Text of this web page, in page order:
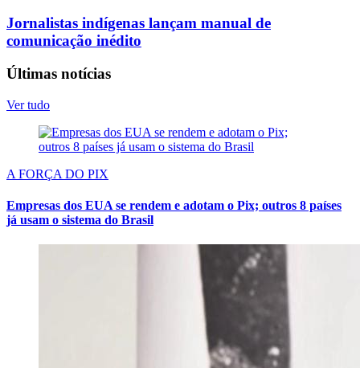
Jornalistas indígenas lançam manual de
comunicação inédito
Últimas notícias
Ver tudo
A FORÇA DO PIX
Empresas dos EUA se rendem e adotam o Pix; outros 8 países
já usam o sistema do Brasil